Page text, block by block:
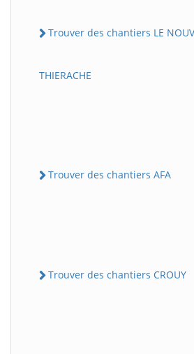
Trouver des chantiers LE
THIERACHE
Trouver des chantiers AFA
Trouver des chantiers CROUY